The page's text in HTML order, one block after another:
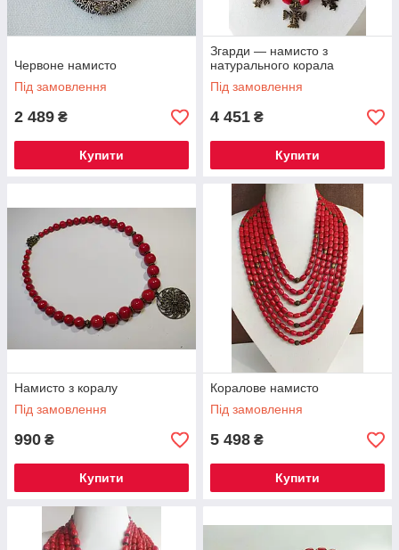
Червоне намисто
Під замовлення
2 489 ₴
Купити
Згарди — намисто з
натурального корала
Під замовлення
4 451 ₴
Купити
Намисто з коралу
Під замовлення
990 ₴
Купити
Коралове намисто
Під замовлення
5 498 ₴
Купити